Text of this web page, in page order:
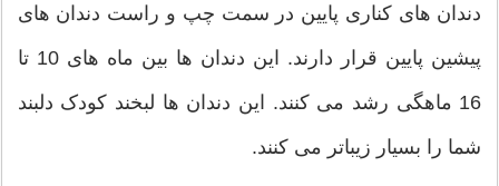
دندان های کناری پایین در سمت چپ و راست دندان های
پیشین پایین قرار دارند. این دندان ها بین ماه های 10 تا
16 ماهگی رشد می کنند. این دندان ها لبخند کودک دلبند
شما را بسیار زیباتر می کنند.